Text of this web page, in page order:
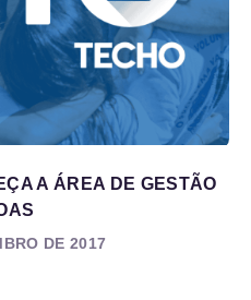
A ÁREA DE GESTÃO
DE 2017